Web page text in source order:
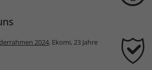
2024, Ekomi, 23 Jahre